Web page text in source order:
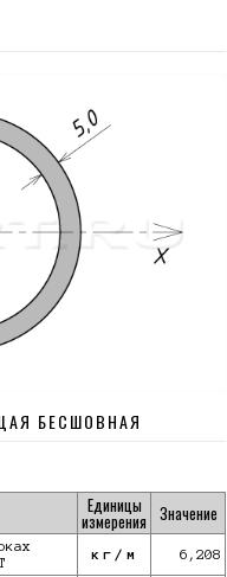
БЕСШОВНАЯ
Единицы
измерения Значение
кг/м 6,208